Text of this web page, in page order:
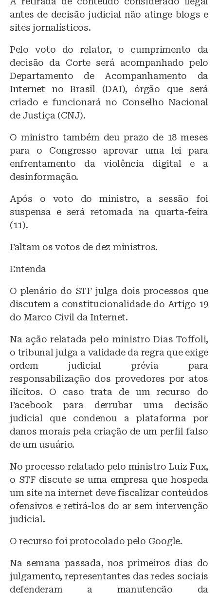
antes de decisão judicial não atinge blogs e
sites jornalísticos.
Pelo voto do relator, o cumprimento da
decisão da Corte será acompanhado pelo
Departamento de Acompanhamento da
Internet no Brasil (DAI), órgão que será
criado e funcionará no Conselho Nacional
de Justiça (CNJ).
O ministro também deu prazo de 18 meses
para o Congresso aprovar uma lei para
enfrentamento da violência digital e a
desinformação.
Após o voto do ministro, a sessão foi
suspensa e será retomada na quarta-feira
(11).
Faltam os votos de dez ministros.
Entenda
O plenário do STF julga dois processos que
discutem a constitucionalidade do Artigo 19
do Marco Civil da Internet.
Na ação relatada pelo ministro Dias Toffoli,
o tribunal julga a validade da regra que exige
ordem judicial prévia para
responsabilização dos provedores por atos
ilícitos. O caso trata de um recurso do
Facebook para derrubar uma decisão
judicial que condenou a plataforma por
danos morais pela criação de um perfil falso
de um usuário.
No processo relatado pelo ministro Luiz Fux,
o STF discute se uma empresa que hospeda
um site na internet deve fiscalizar conteúdos
ofensivos e retirá-los do ar sem intervenção
judicial.
O recurso foi protocolado pelo Google.
Na semana passada, nos primeiros dias do
julgamento, representantes das redes sociais
defenderam a manutenção da